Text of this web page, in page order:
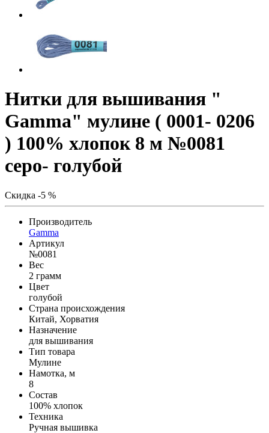
Нитки для вышивания "
Gamma" мулине ( 0001- 0206
) 100% хлопок 8 м №0081
серо- голубой
Скидка -5 %
Производитель
Gamma
Артикул
№0081
Вес
2 грамм
Цвет
голубой
Страна происхождения
Китай, Хорватия
Назначение
для вышивания
Тип товара
Мулине
Намотка, м
8
Состав
100% хлопок
Техника
Ручная вышивка